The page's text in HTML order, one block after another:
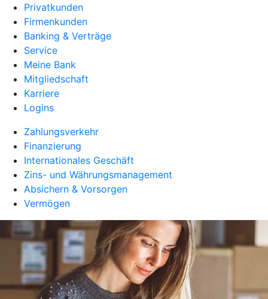
Privatkunden
Firmenkunden
Banking & Verträge
Service
Meine Bank
Mitgliedschaft
Karriere
Logins
Zahlungsverkehr
Finanzierung
Internationales Geschäft
Zins- und Währungsmanagement
Absichern & Vorsorgen
Vermögen